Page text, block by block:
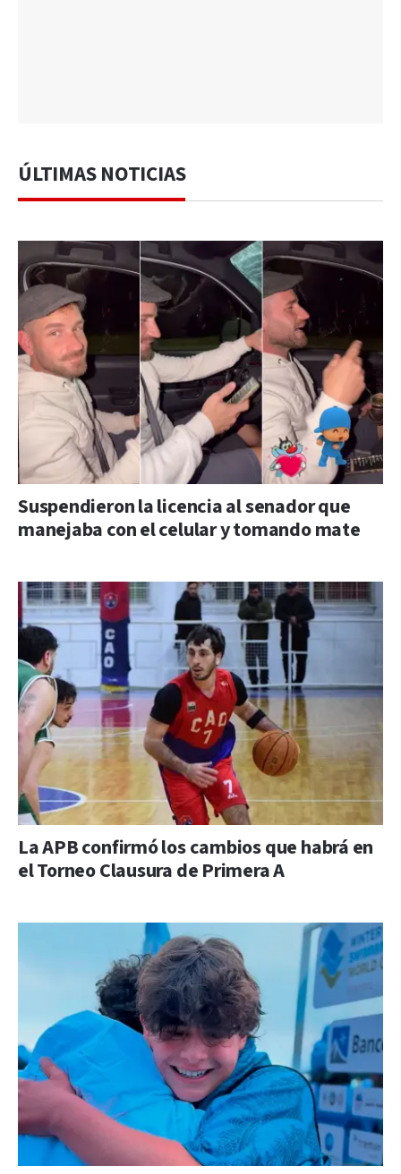
ÚLTIMAS NOTICIAS
Suspendieron la licencia al senador que
manejaba con el celular y tomando mate
La APB confirmó los cambios que habrá en
el Torneo Clausura de Primera A